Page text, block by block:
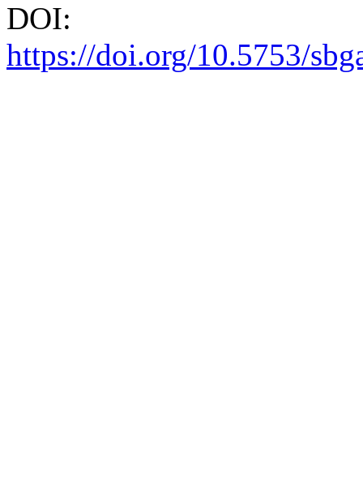
DOI:
https://doi.org/10.5753/